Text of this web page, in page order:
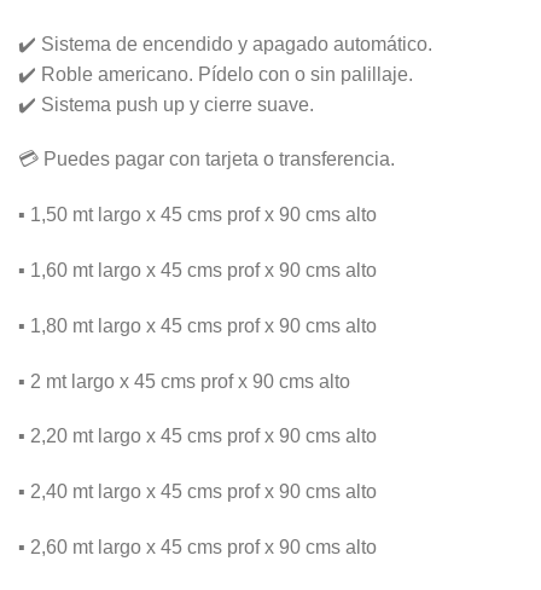
✔️ Sistema de encendido y apagado automático.
✔️ Roble americano. Pídelo con o sin palillaje.
✔️ Sistema push up y cierre suave.
💳 Puedes pagar con tarjeta o transferencia.
▪️ 1,50 mt largo x 45 cms prof x 90 cms alto
▪️ 1,60 mt largo x 45 cms prof x 90 cms alto
▪️ 1,80 mt largo x 45 cms prof x 90 cms alto
▪️ 2 mt largo x 45 cms prof x 90 cms alto
▪️ 2,20 mt largo x 45 cms prof x 90 cms alto
▪️ 2,40 mt largo x 45 cms prof x 90 cms alto
▪️ 2,60 mt largo x 45 cms prof x 90 cms alto